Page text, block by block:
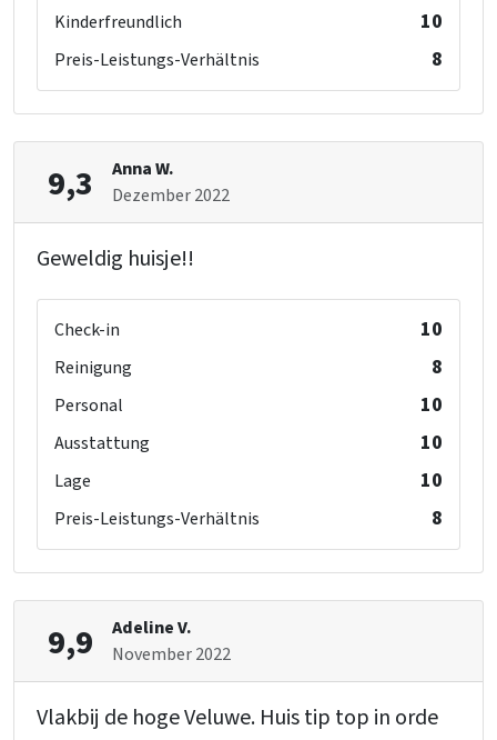
Kinderfreundlich 10
Preis-Leistungs-Verhältnis 8
9,3
Anna W.
Dezember 2022
Geweldig huisje!!
Check-in 10
Reinigung 8
Personal 10
Ausstattung 10
Lage 10
Preis-Leistungs-Verhältnis 8
9,9
Adeline V.
November 2022
Vlakbij de hoge Veluwe. Huis tip top in orde